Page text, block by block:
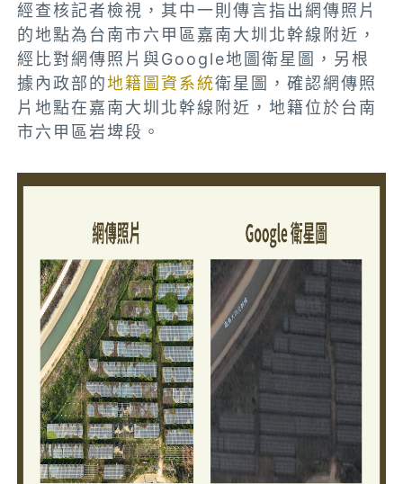
經查核記者檢視，其中一則傳言指出網傳照片
的地點為台南市六甲區嘉南大圳北幹線附近，
經比對網傳照片與Google地圖衛星圖，另根
據內政部的地籍圖資系統衛星圖，確認網傳照
片地點在嘉南大圳北幹線附近，地籍位於台南
市六甲區岩埤段。